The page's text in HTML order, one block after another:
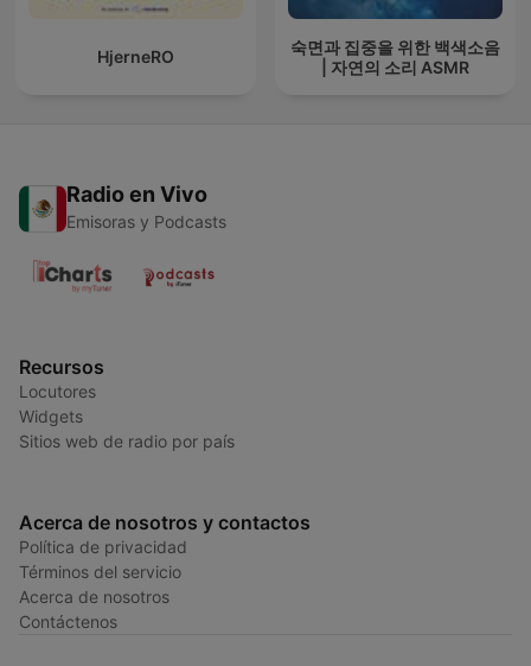
HjerneRO
숙면과 집중을 위한 백색소음
| 자연의 소리 ASMR
Radio en Vivo
Emisoras y Podcasts
Recursos
Locutores
Widgets
Sitios web de radio por país
Acerca de nosotros y contactos
Política de privacidad
Términos del servicio
Acerca de nosotros
Contáctenos